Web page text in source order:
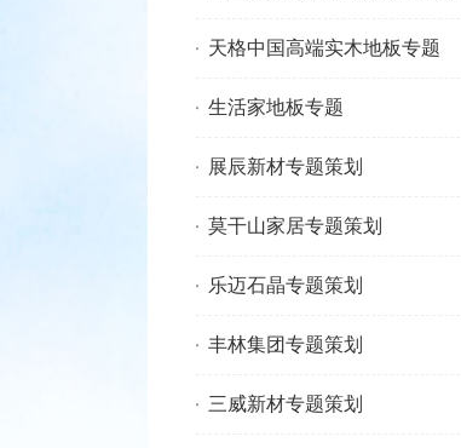
天格中国高端实木地板专题
生活家地板专题
展辰新材专题策划
莫干山家居专题策划
乐迈石晶专题策划
丰林集团专题策划
三威新材专题策划